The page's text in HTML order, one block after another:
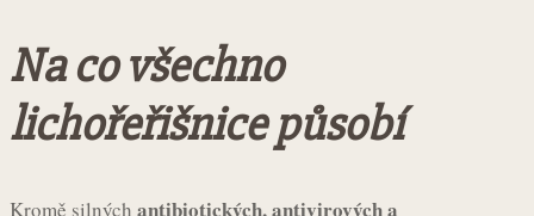
Na co všechno
lichořeřišnice působí
Kromě silných antibiotických, antivirových a